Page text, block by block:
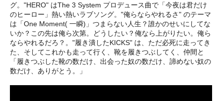
グ。"HERO" はThe 3 System プロデュース曲で「今夜は君だけ
のヒーロー」熱い熱いラブソング。"俺らならやれるさ" のテーマ
は「One Moment( 一瞬)」つまらない人生？誰かのせいにしてな
いか？この先は俺ら次第。どうしたい？俺なら上がりたい。俺ら
ならやれるだろ？。"履き潰したKICKS" は、ただ必死に走ってき
た、そしてこれかも走って行く、靴を履きつぶしてく、仲間と
「履きつぶした靴の数だけ、出会った奴の数だけ、諦めない奴の
数だけ、ありがとう。」